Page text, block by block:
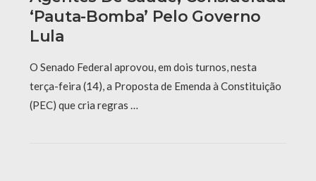
‘pauta-Bomba’ Pelo Governo
Lula
O Senado Federal aprovou, em dois turnos, nesta
terça-feira (14), a Proposta de Emenda à Constituição
(PEC) que cria regras …